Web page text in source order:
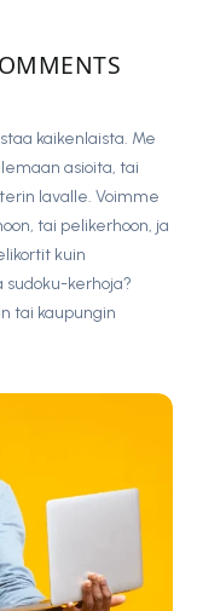
kaikenlaista. Me
asioita, tai
lavalle. Voimme
tai pelikerhoon, ja
kuin
sudoku-kerhoja?
tai kaupungin